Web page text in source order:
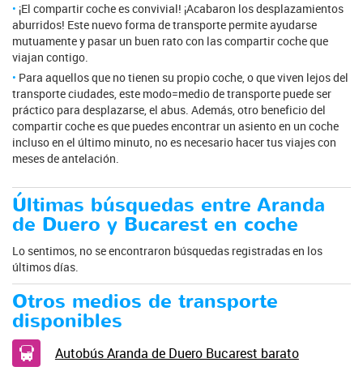
¡El compartir coche es convivial! ¡Acabaron los desplazamientos
aburridos! Este nuevo forma de transporte permite ayudarse
mutuamente y pasar un buen rato con las compartir coche que
viajan contigo.
Para aquellos que no tienen su propio coche, o que viven lejos del
transporte ciudades, este modo=medio de transporte puede ser
práctico para desplazarse, el abus. Además, otro beneficio del
compartir coche es que puedes encontrar un asiento en un coche
incluso en el último minuto, no es necesario hacer tus viajes con
meses de antelación.
Últimas búsquedas entre Aranda
de Duero y Bucarest en coche
Lo sentimos, no se encontraron búsquedas registradas en los
últimos días.
Otros medios de transporte
disponibles
Autobús Aranda de Duero Bucarest barato